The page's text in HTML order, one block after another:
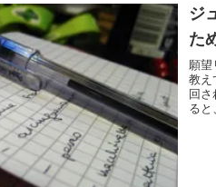
ジ
た
願
教え
回
ると